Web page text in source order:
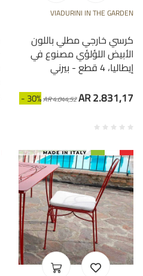
VIADURINI IN THE GARDEN
كرسي خارجي مطلي باللون
الأبيض اللؤلؤي مصنوع في
إيطاليا، 4 قطع - بيرني
- 30%AR 4.044,52AR 2.831,17